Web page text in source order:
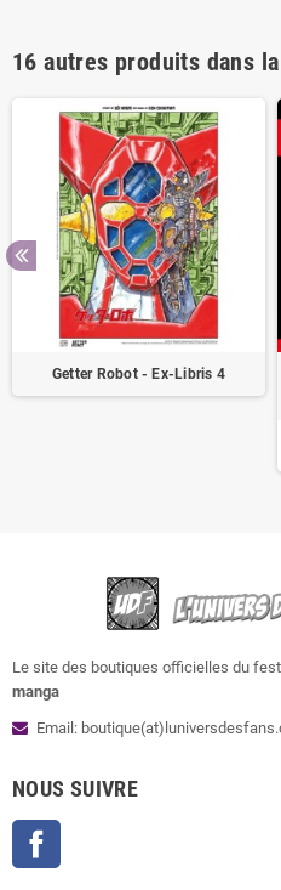
16 autres produits dans
Getter Robot - Ex-Libris 4
Le site des boutiques officielles du
manga
Email:
NOUS SUIVRE